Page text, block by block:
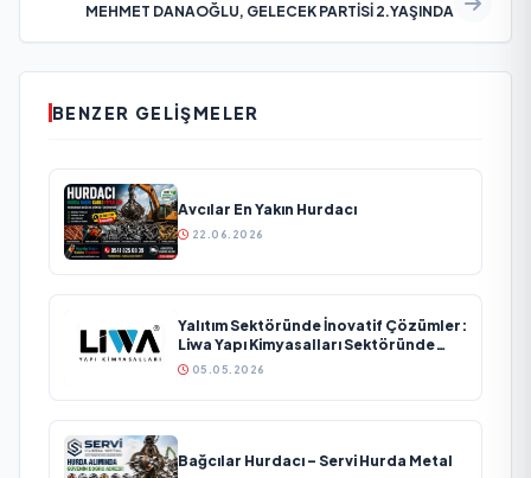
MEHMET DANAOĞLU, GELECEK PARTİSİ 2.YAŞINDA
BENZER GELIŞMELER
Avcılar En Yakın Hurdacı
22.06.2026
Yalıtım Sektöründe İnovatif Çözümler:
Liwa Yapı Kimyasalları Sektöründe
Büyümesini Sürdürüyor
05.05.2026
Bağcılar Hurdacı – Servi Hurda Metal